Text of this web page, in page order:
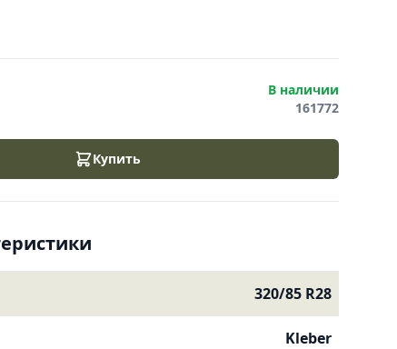
В наличии
161772
Купить
320/85 R28
Kleber